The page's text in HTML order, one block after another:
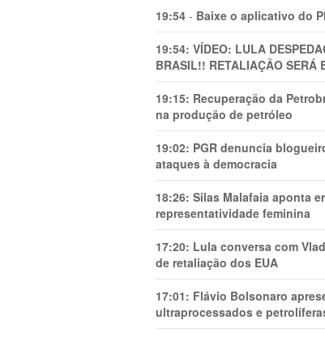
19:54 - Baixe o aplicativo do
19:54: VÍDEO: LULA
BRASIL!! RETALIAÇÃO SERÁ
19:15: Recuperação da
na produção de petróleo
19:02: PGR denuncia
ataques à democracia
18:26: Silas Malafaia aponta
representatividade feminina
17:20: Lula conversa com
de retaliação dos EUA
17:01: Flávio Bolsonaro
ultraprocessados e